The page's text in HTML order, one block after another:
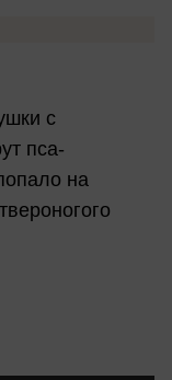
с
пса-
на